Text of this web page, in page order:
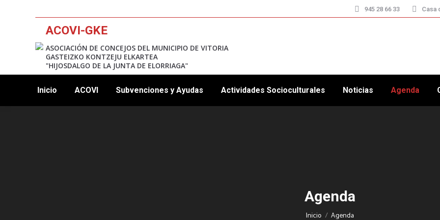
945 28 66 33 Casa
ACOVI-GKE
ASOCIACIÓN DE CONCEJOS DEL MUNICIPIO DE VITORIA
GASTEIZKO KONTZEJU ELKARTEA
"HIJOSDALGO DE LA JUNTA DE ELORRIAGA"
Inicio ACOVI Subvenciones y Ayudas Actividades Socioculturales Noticias Agenda
Agenda
Estás aquí:
Inicio Agenda